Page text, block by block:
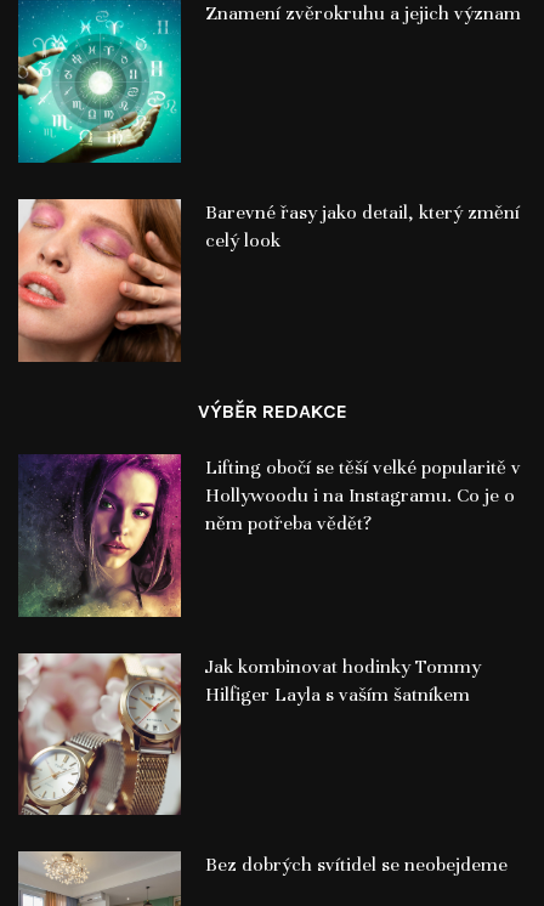
Znamení zvěrokruhu a jejich význam
Barevné řasy jako detail, který změní
celý look
VÝBĚR REDAKCE
Lifting obočí se těší velké popularitě v
Hollywoodu i na Instagramu. Co je o
něm potřeba vědět?
Jak kombinovat hodinky Tommy
Hilfiger Layla s vaším šatníkem
Bez dobrých svítidel se neobejdeme